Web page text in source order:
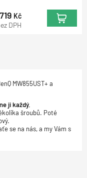
Kč
DPH
MW855UST+ a
ji každý.
šroubů. Poté
se na nás, a my Vám s